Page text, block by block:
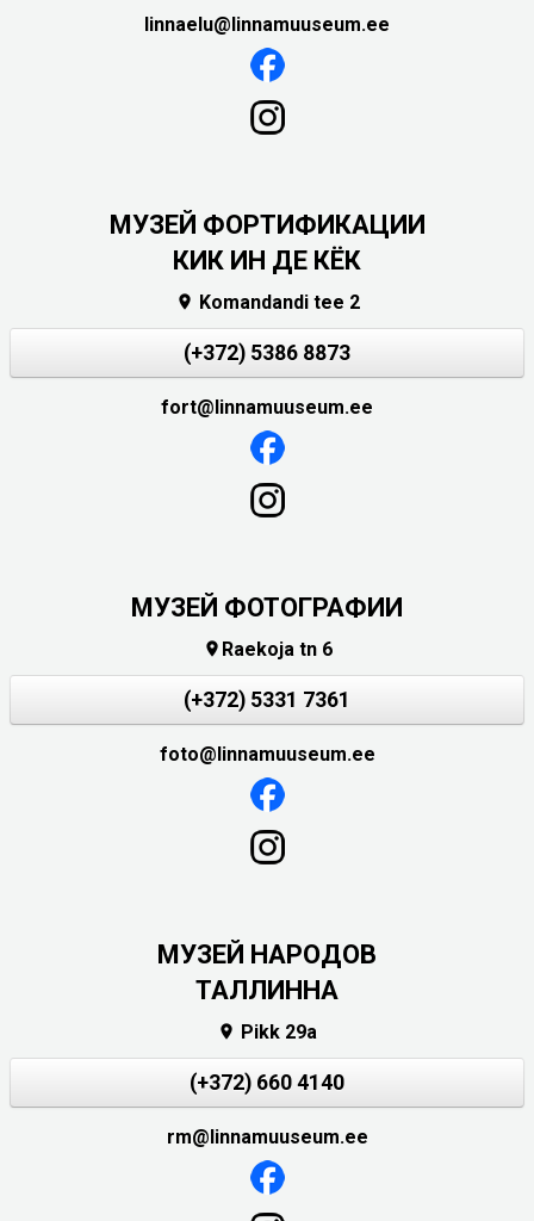
linnaelu@linnamuuseum.ee
МУЗЕЙ ФОРТИФИКАЦИИ
КИК ИН ДЕ КЁК
 Komandandi tee 2
(+372) 5386 8873
fort@linnamuuseum.ee
МУЗЕЙ ФОТОГРАФИИ
 Raekoja tn 6
(+372) 5331 7361
foto@linnamuuseum.ee
MУЗЕЙ НАРОДОВ
ТАЛЛИННА
 Pikk 29a
(+372) 660 4140
rm@linnamuuseum.ee